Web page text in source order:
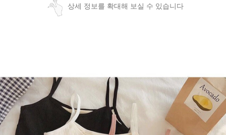
상세 정보를 확대해 보실 수 있습니다